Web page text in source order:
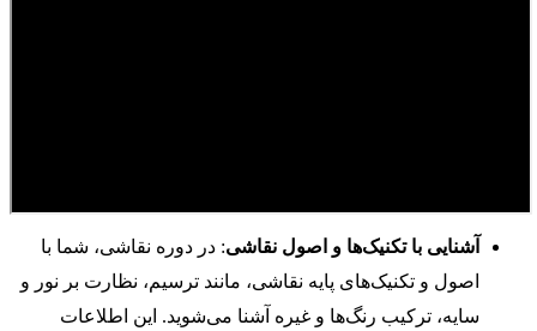
آشنایی با تکنیک‌ها و اصول نقاشی: در دوره نقاشی، شما با
اصول و تکنیک‌های پایه نقاشی، مانند ترسیم، نظارت بر نور و
سایه، ترکیب رنگ‌ها و غیره آشنا می‌شوید. این اطلاعات